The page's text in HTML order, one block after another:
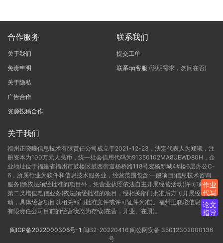
合作服务
关于我们
免责申明
关于隐私
广告合作
资源投稿合作
联系我们
提交工单
联系qq客服 (说明需求，勿问在否)
关于我们
福州正晓曦信息技术有限责任公司成立于2021-12-23，法定代表人为郑曦，注
册资本为100万元人民币，统一社会信用代码为91350102MA8UEWD80H，企
业地址位于福建省福州市鼓楼区鼓西街道杨桥路118号宏杨新城4#楼6层办公C-
6，所属行业为软件和信息技术服务业，经营范围包含:一般项目:信息技术咨询
服务(除依法须经批准的项目外，凭营业执照依法自主开展经营活动)许可项目:
第二类增值电信业务(依法须经批准的项目，经相关部门批准后方可开展经营活
动，具体经营项目以相关部门批准文件或许可证件为准)。福州正晓曦信息技术
有限责任公司目前的经营状态为存续(在营，开业、在册)。
闽ICP备2022000306号-1 闽B2-20220416 闽公网安备 35012302000136
号
作业
代写
论文
指导